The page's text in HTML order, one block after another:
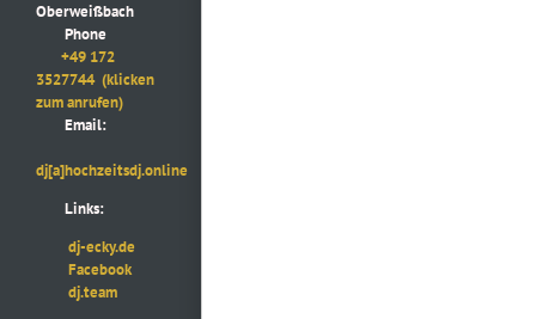
Oberweißbach
Phone
+49 172
3527744 (klicken
zum anrufen)
Email:
dj[a]hochzeitsdj.online
Links:
dj-ecky.de
Facebook
dj.team